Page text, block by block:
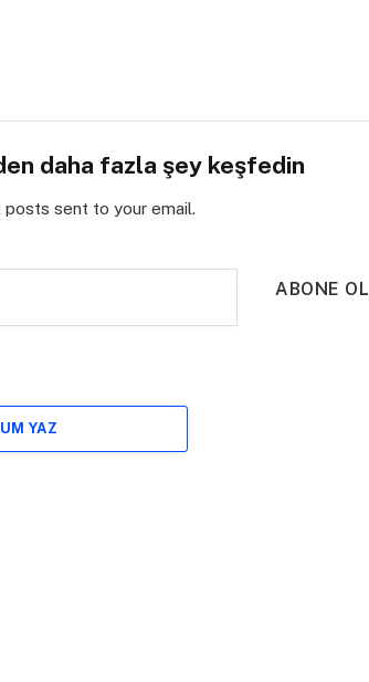
daha fazla şey keşfedin
sent to your email.
ABONE OL
YAZ